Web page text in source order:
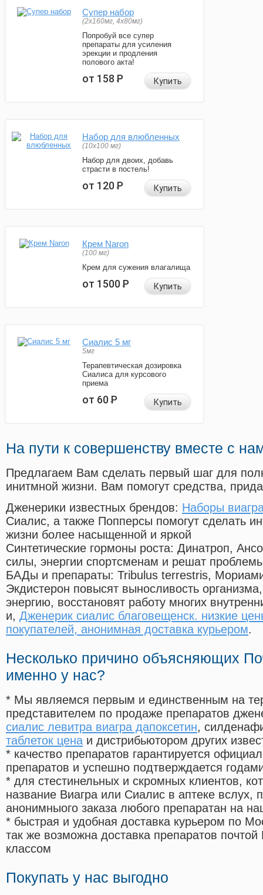
Супер набор
(2х160мг, 4х80мг)
Попробуй все супер
препараты для усиления
эрекции и продления
полового акта!
от 158Р Купить
Набор для влюбленных
(10х100 мг)
Набор для двоих, добавь
страсти в постель!
от 120Р Купить
Крем Naron
(100 мг)
Крем для сужения влагалища
от 1500Р Купить
Сиалис 5 мг
5мг
Терапевтическая дозировка
Сиалиса для курсового
приема
от 60Р Купить
На пути к совершенству вместе с
Предлагаем Вам сделать первый шаг для
инитмной жизни. Вам помогут средства,
Дженерики известных брендов: Наборы
Сиалис, а также Попперсы помогут сделать
жизни более насыщенной и яркой
Синтетические гормоны роста: Динатроп,
силы, энергии спортсменам и решат
БАДы и препараты: Tribulus terrestris,
Экдистерон повысят выносливость
энергию, восстановят работу многих
и, Дженерик сиалис благовещенск. низкие
покупателей, анонимная доставка курьером.
Несколько причино объясняющих
именно у нас?
* Мы являемся первым и единственным на
представителем по продаже препаратов
сиалис левитра виагра дапоксетин,
таблеток цена и дистрибьютором других
* качество препаратов гарантируется
препаратов и успешно подтверждается
* для стестинельных и скромных клиентов,
название Виагра или Сиалис в аптеке вслух,
анонимныого заказа любого препаратан на
* быстрая и удобная доставка курьером по
так же возможна доставка препаратов
классом
Покупать у нас выгодно